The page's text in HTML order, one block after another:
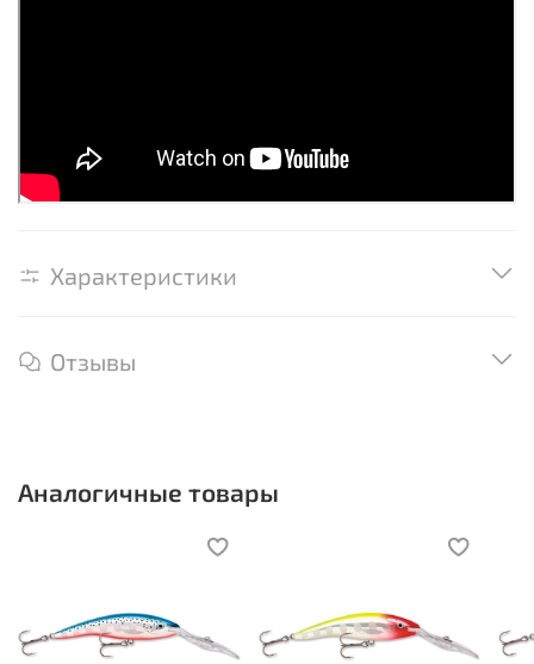
Характеристики
Отзывы
Аналогичные товары